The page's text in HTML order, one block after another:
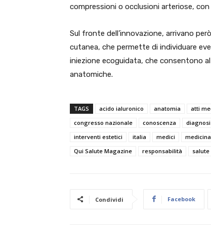
compressioni o occlusioni arteriose,
Sul fronte dell’innovazione, arrivano
cutanea, che permette di individuare
iniezione ecoguidata, che consentono
anatomiche.
TAGS acido ialuronico anatomia atti
congresso nazionale
conoscenza diagnosi
interventi estetici
italia medici medicina
Qui Salute Magazine
responsabilità salute
Condividi Facebook